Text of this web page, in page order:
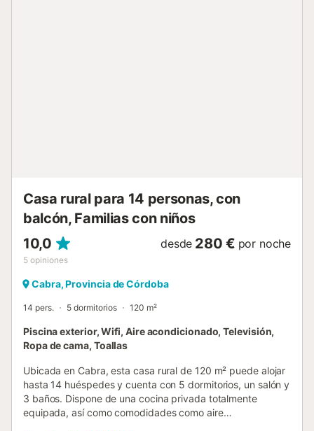
Casa rural para 14 personas, con
balcón, Familias con niños
10,0
5 opiniones
desde 280 € por noche
Cabra, Provincia de Córdoba
14 pers. 5 dormitorios 120 m²
Piscina exterior, Wifi, Aire acondicionado, Televisión,
Ropa de cama, Toallas
Ubicada en Cabra, esta casa rural de 120 m² puede alojar
hasta 14 huéspedes y cuenta con 5 dormitorios, un salón y
3 baños. Dispone de una cocina privada totalmente
equipada, así como comodidades como aire